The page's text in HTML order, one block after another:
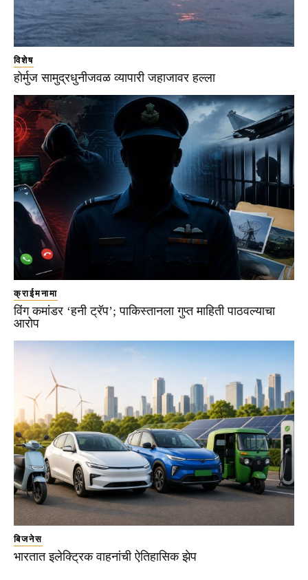
विशेष
होर्मुज सामुद्रधुनीजवळ व्यापारी जहाजावर हल्ला
क्राईमनामा
विंग कमांडर ‘हनी ट्रॅप’; पाकिस्तानला गुप्त माहिती पाठवल्याचा
आरोप
बिजनेस
भारतात इलेक्ट्रिक वाहनांची ऐतिहासिक झेप